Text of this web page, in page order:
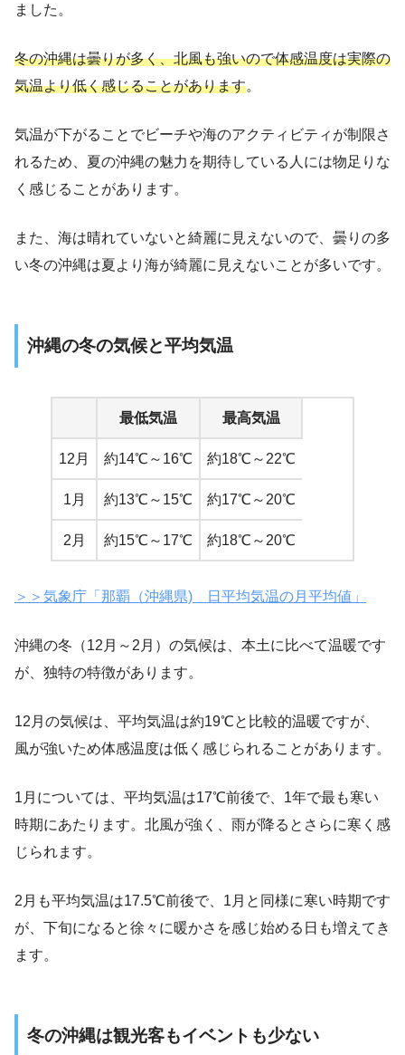
ました。
冬の沖縄は曇りが多く、北風も強いので体感温度は実際の
気温より低く感じることがあります。
気温が下がることでビーチや海のアクティビティが制限さ
れるため、夏の沖縄の魅力を期待している人には物足りな
く感じることがあります。
また、海は晴れていないと綺麗に見えないので、曇りの多
い冬の沖縄は夏より海が綺麗に見えないことが多いです。
沖縄の冬の気候と平均気温
最低気温 最高気温
12月 約14℃～16℃ 約18℃～22℃
1月 約13℃～15℃ 約17℃～20℃
2月 約15℃～17℃ 約18℃～20℃
＞＞気象庁「那覇（沖縄県) 日平均気温の月平均値」
沖縄の冬（12月～2月）の気候は、本土に比べて温暖です
が、独特の特徴があります。
12月の気候は、平均気温は約19℃と比較的温暖ですが、
風が強いため体感温度は低く感じられることがあります。
1月については、平均気温は17℃前後で、1年で最も寒い
時期にあたります。北風が強く、雨が降るとさらに寒く感
じられます。
2月も平均気温は17.5℃前後で、1月と同様に寒い時期です
が、下旬になると徐々に暖かさを感じ始める日も増えてき
ます。
冬の沖縄は観光客もイベントも少ない